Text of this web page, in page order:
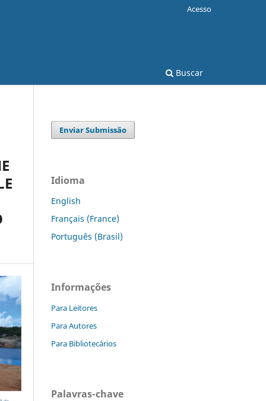
Buscar
Acesso
Enviar Submissão
Idioma
English
Français (France)
Português (Brasil)
Informações
Para Leitores
Para Autores
Para Bibliotecários
Palavras-chave